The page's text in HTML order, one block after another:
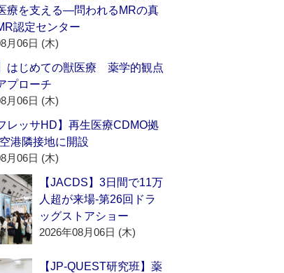
療を支える―問われるMRの真
認定センター
月06日 (木)
はじめての獣医療 薬学的観点
プローチ
月06日 (木)
レッサHD】再生医療CDMO拠
港隣接地に開設
月06日 (木)
【JACDS】3日間で11万
人超が来場‐第26回ドラ
ッグストアショー
2026年08月06日 (木)
【JP-QUEST研究班】薬